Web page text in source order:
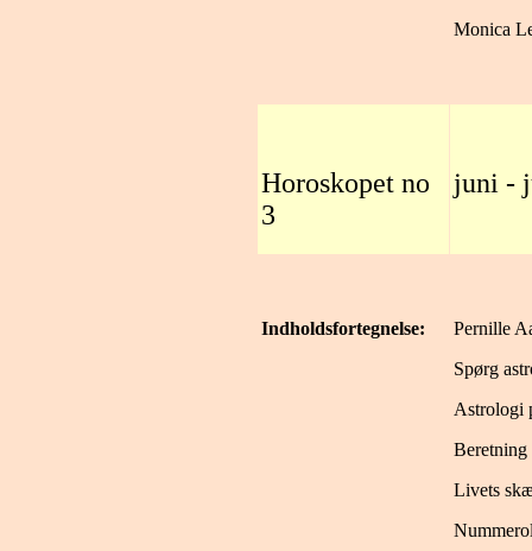
Monica
Horoskopet no
3
juni -
Indholdsfortegnelse:
Pernille
Spørg
Astrologi
Beretning
Livets